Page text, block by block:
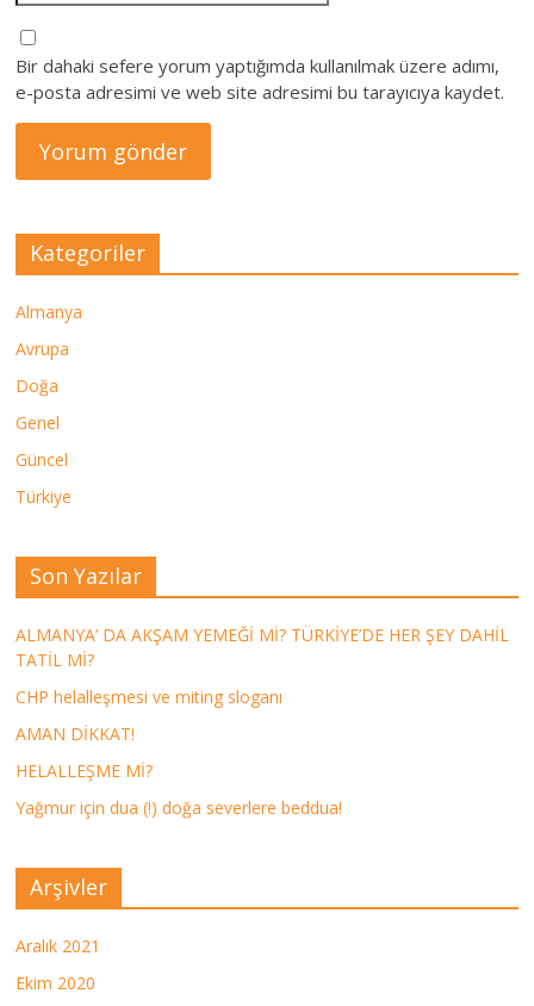
Bir dahaki sefere yorum yaptığımda kullanılmak üzere adımı,
e-posta adresimi ve web site adresimi bu tarayıcıya kaydet.
Kategoriler
Almanya
Avrupa
Doğa
Genel
Güncel
Türkiye
Son Yazılar
ALMANYA’ DA AKŞAM YEMEĞİ Mİ? TÜRKİYE’DE HER ŞEY DAHİL
TATİL Mİ?
CHP helalleşmesi ve miting sloganı
AMAN DİKKAT!
HELALLEŞME Mİ?
Yağmur için dua (!) doğa severlere beddua!
Arşivler
Aralık 2021
Ekim 2020